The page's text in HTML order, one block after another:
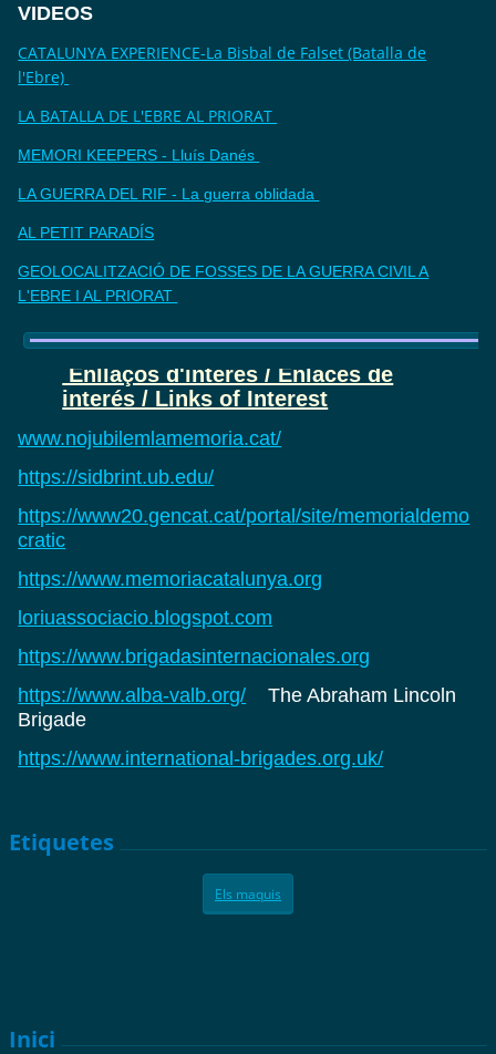
VIDEOS
CATALUNYA EXPERIENCE-La Bisbal de Falset (Batalla de
l'Ebre)
LA BATALLA DE L'EBRE AL PRIORAT
MEMORI KEEPERS - Lluís Danés
LA GUERRA DEL RIF - La guerra oblidada
AL PETIT PARADÍS
GEOLOCALITZACIÓ DE FOSSES DE LA GUERRA CIVIL A
L'EBRE I AL PRIORAT
Enllaços d'interès / Enlaces de
interés / Links of Interest
www.nojubilemlamemoria.cat/
https://sidbrint.ub.edu/
https://www20.gencat.cat/portal/site/memorialdemo
cratic
https://www.memoriacatalunya.org
loriuassociacio.blogspot.com
https://www.brigadasinternacionales.org
https://www.alba-valb.org/ The Abraham Lincoln
Brigade
https://www.international-brigades.org.uk/
Etiquetes
Els maquis
Inici